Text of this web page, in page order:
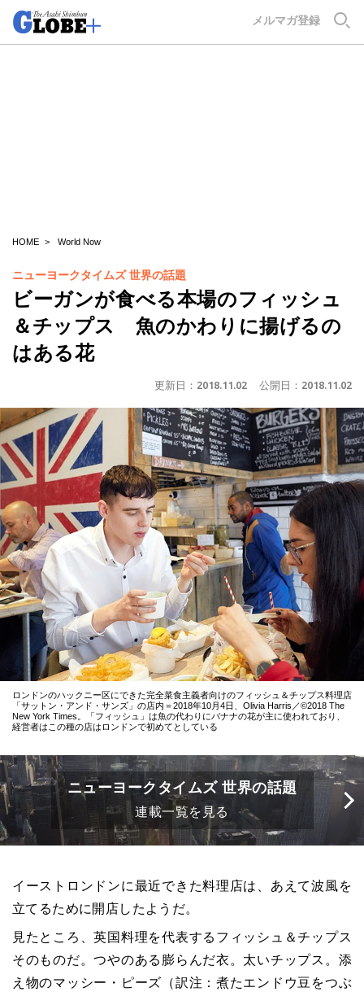
メルマガ登録
HOME World Now
ニューヨークタイムズ 世界の話題
ビーガンが食べる本場のフィッシュ
＆チップス 魚のかわりに揚げるの
はある花
更新日： 2018.11.02 公開日： 2018.11.02
ロンドンのハックニー区にできた完全菜食主義者向けのフィッシュ＆チップス料理店
「サットン・アンド・サンズ」の店内＝2018年10月4日、Olivia Harris／©2018 The
New York Times。「フィッシュ」は魚の代わりにバナナの花が主に使われており、
経営者はこの種の店はロンドンで初めてとしている
ニューヨークタイムズ 世界の話題
連載一覧を見る
イーストロンドンに最近できた料理店は、あえて波風を
立てるために開店したようだ。
見たところ、英国料理を代表するフィッシュ＆チップス
そのものだ。つやのある膨らんだ衣。太いチップス。添
え物のマッシー・ピーズ（訳注：煮たエンドウ豆をつぶ